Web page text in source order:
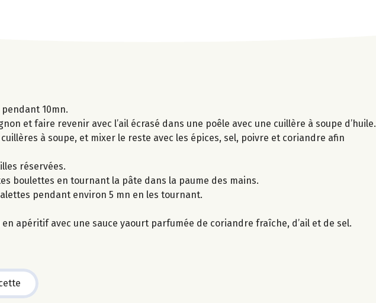
pendant 10mn.
et faire revenir avec l’ail écrasé dans une poêle avec une cuillère à soupe d’huile.
à soupe, et mixer le reste avec les épices, sel, poivre et coriandre afin
réservées.
boulettes en tournant la pâte dans la paume des mains.
pendant environ 5 mn en les tournant.
apéritif avec une sauce yaourt parfumée de coriandre fraîche, d’ail et de sel.